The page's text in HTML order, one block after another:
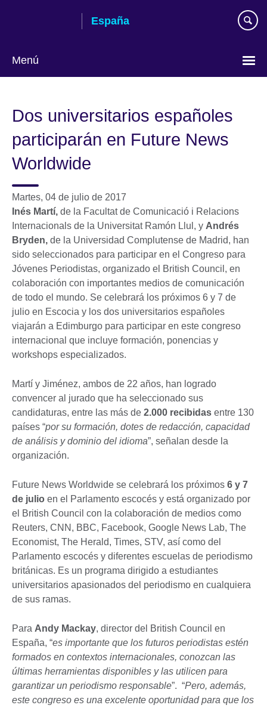
España
Menú
Dos universitarios españoles
participarán en Future News
Worldwide
Martes, 04 de julio de 2017
Inés Martí, de la Facultat de Comunicació i Relacions
Internacionals de la Universitat Ramón Llul, y Andrés
Bryden, de la Universidad Complutense de Madrid, han
sido seleccionados para participar en el Congreso para
Jóvenes Periodistas, organizado el British Council, en
colaboración con importantes medios de comunicación
de todo el mundo. Se celebrará los próximos 6 y 7 de
julio en Escocia y los dos universitarios españoles
viajarán a Edimburgo para participar en este congreso
internacional que incluye formación, ponencias y
workshops especializados.
Martí y Jiménez, ambos de 22 años, han logrado
convencer al jurado que ha seleccionado sus
candidaturas, entre las más de 2.000 recibidas entre 130
países “por su formación, dotes de redacción, capacidad
de análisis y dominio del idioma”, señalan desde la
organización.
Future News Worldwide se celebrará los próximos 6 y 7
de julio en el Parlamento escocés y está organizado por
el British Council con la colaboración de medios como
Reuters, CNN, BBC, Facebook, Google News Lab, The
Economist, The Herald, Times, STV, así como del
Parlamento escocés y diferentes escuelas de periodismo
británicas. Es un programa dirigido a estudiantes
universitarios apasionados del periodismo en cualquiera
de sus ramas.
Para Andy Mackay, director del British Council en
España, “es importante que los futuros periodistas estén
formados en contextos internacionales, conozcan las
últimas herramientas disponibles y las utilicen para
garantizar un periodismo responsable”. “Pero, además,
este congreso es una excelente oportunidad para que los